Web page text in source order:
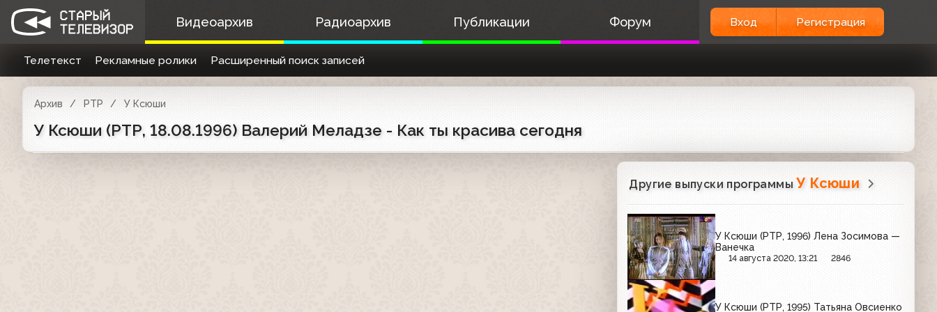
Видеоархив Радиоархив Публикации Форум Вход Регистрация
Телетекст Рекламные ролики Расширенный поиск записей
Архив РТР У Ксюши
У Ксюши (РТР, 18.08.1996) Валерий Меладзе - Как ты красива сегодня
Другие выпуски программы У Ксюши
У Ксюши (РТР, 1996) Лена Зосимова —
Ванечка
14 августа 2020, 13:21 2846
У Ксюши (РТР, 1995) Татьяна Овсиенко